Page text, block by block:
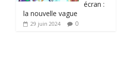
écran :
la nouvelle vague
29 juin 2024 0